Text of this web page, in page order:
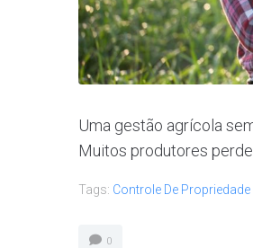
Uma gestão agrícola
Muitos produtores
Tags: Controle De Propriedade
0